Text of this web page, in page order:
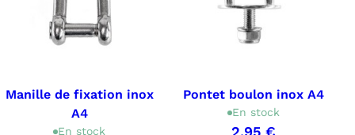
Manille de fixation inox
A4
En stock
Pontet boulon inox A4
En stock
2,95 €